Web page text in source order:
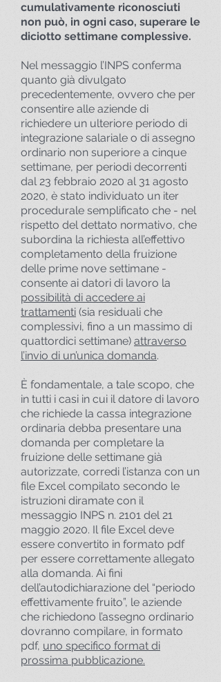
cumulativamente riconosciuti
non può, in ogni caso, superare le
diciotto settimane complessive.
Nel messaggio l’INPS conferma
quanto già divulgato
precedentemente, ovvero che per
consentire alle aziende di
richiedere un ulteriore periodo di
integrazione salariale o di assegno
ordinario non superiore a cinque
settimane, per periodi decorrenti
dal 23 febbraio 2020 al 31 agosto
2020, è stato individuato un iter
procedurale semplificato che - nel
rispetto del dettato normativo, che
subordina la richiesta all’effettivo
completamento della fruizione
delle prime nove settimane -
consente ai datori di lavoro la
possibilità di accedere ai
trattamenti (sia residuali che
complessivi, fino a un massimo di
quattordici settimane) attraverso
l’invio di un’unica domanda.
È fondamentale, a tale scopo, che
in tutti i casi in cui il datore di lavoro
che richiede la cassa integrazione
ordinaria debba presentare una
domanda per completare la
fruizione delle settimane già
autorizzate, corredi l’istanza con un
file Excel compilato secondo le
istruzioni diramate con il
messaggio INPS n. 2101 del 21
maggio 2020. Il file Excel deve
essere convertito in formato pdf
per essere correttamente allegato
alla domanda. Ai fini
dell’autodichiarazione del “periodo
effettivamente fruito”, le aziende
che richiedono l’assegno ordinario
dovranno compilare, in formato
pdf, uno specifico format di
prossima pubblicazione.